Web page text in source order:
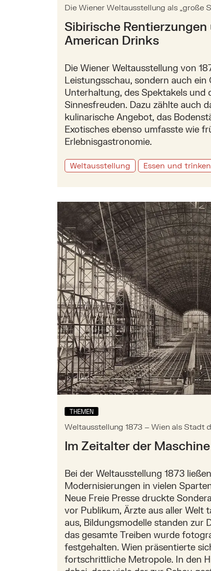
Die Wiener Weltausstellung als „große
Sibirische Rentierzungen
American Drinks
Die Wiener Weltausstellung von
Leistungsschau, sondern auch ein
Unterhaltung, des Spektakels und
Sinnesfreuden. Dazu zählte auch
kulinarische Angebot, das
Exotisches ebenso umfasste wie
Erlebnisgastronomie.
Weltausstellung Essen und trinken
THEMEN
Weltausstellung 1873 – Wien als Stadt
Im Zeitalter der Maschine
Bei der Weltausstellung 1873
Modernisierungen in vielen
Neue Freie Presse druckte
vor Publikum, Ärzte aus aller Welt
aus, Bildungsmodelle standen zur
das gesamte Treiben wurde
festgehalten. Wien präsentierte
fortschrittliche Metropole. In den
Mehr zu: Weltausstellung 1873 –